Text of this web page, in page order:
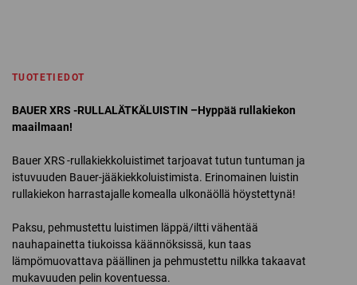
TUOTETIEDOT
BAUER XRS -RULLALÄTKÄLUISTIN –Hyppää rullakiekon
maailmaan!
Bauer XRS -rullakiekkoluistimet tarjoavat tutun tuntuman ja
istuvuuden Bauer-jääkiekkoluistimista. Erinomainen luistin
rullakiekon harrastajalle komealla ulkonäöllä höystettynä!
Paksu, pehmustettu luistimen läppä/iltti vähentää
nauhapainetta tiukoissa käännöksissä, kun taas
lämpömuovattava päällinen ja pehmustettu nilkka takaavat
mukavuuden pelin koventuessa.